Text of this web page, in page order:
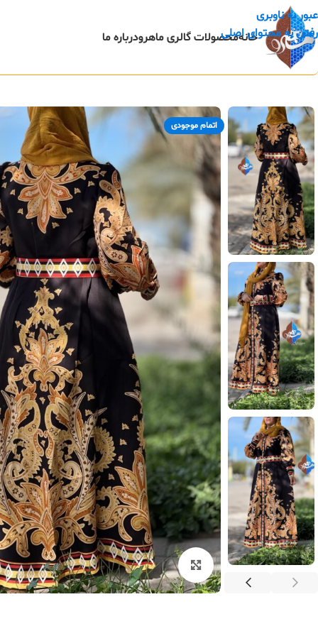
عبور به ناوبری
رفتن به محتوای اصلی
خانهمحصولات گالری ماهرودرباره ما
اتمام موجودی
بزرگنمایی تصویر